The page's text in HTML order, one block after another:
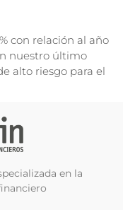
con relación al año
nuestro último
alto riesgo para el
en la